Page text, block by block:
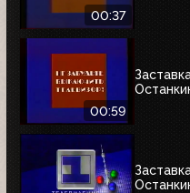
00:37
00:59